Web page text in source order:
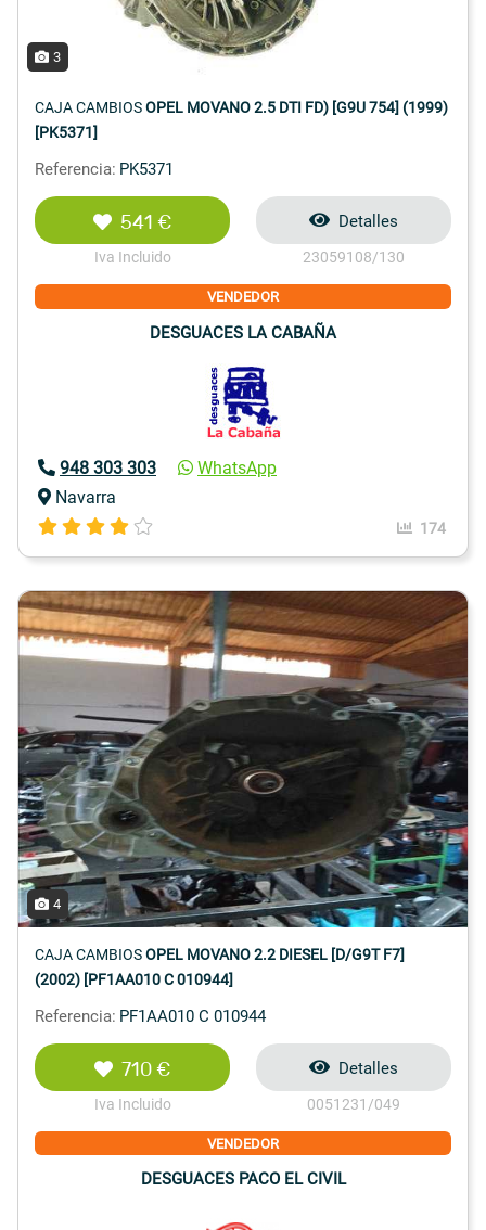
3
CAJA CAMBIOSOPEL MOVANO 2.5 DTI FD) [G9U 754] (1999)
[PK5371]
Referencia: PK5371
541 €
Iva Incluido
Detalles
23059108/130
VENDEDOR
DESGUACES LA CABAÑA
948 303 303
WhatsApp
Navarra
174
4
CAJA CAMBIOSOPEL MOVANO 2.2 DIESEL [D/G9T F7]
(2002) [PF1AA010 C 010944]
Referencia: PF1AA010 C 010944
710 €
Iva Incluido
Detalles
0051231/049
VENDEDOR
DESGUACES PACO EL CIVIL